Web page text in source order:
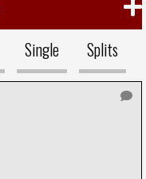
Single Splits